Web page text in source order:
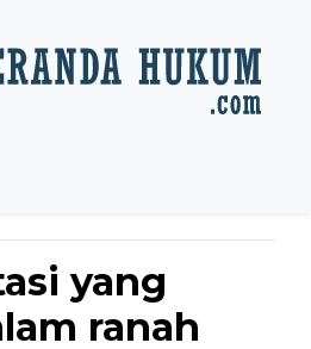
yang
ranah